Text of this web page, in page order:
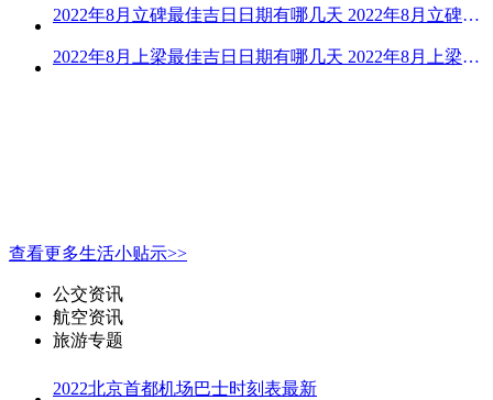
2022年8月立碑最佳吉日日期有哪几天 2022年8月立碑吉日查询
2022年8月上梁最佳吉日日期有哪几天 2022年8月上梁的黄道吉日
查看更多生活小贴示>>
公交资讯
航空资讯
旅游专题
2022北京首都机场巴士时刻表最新